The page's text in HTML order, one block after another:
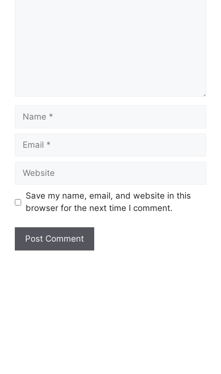
Name
Email
Website
Save my name, email, and website in this
browser for the next time I comment.